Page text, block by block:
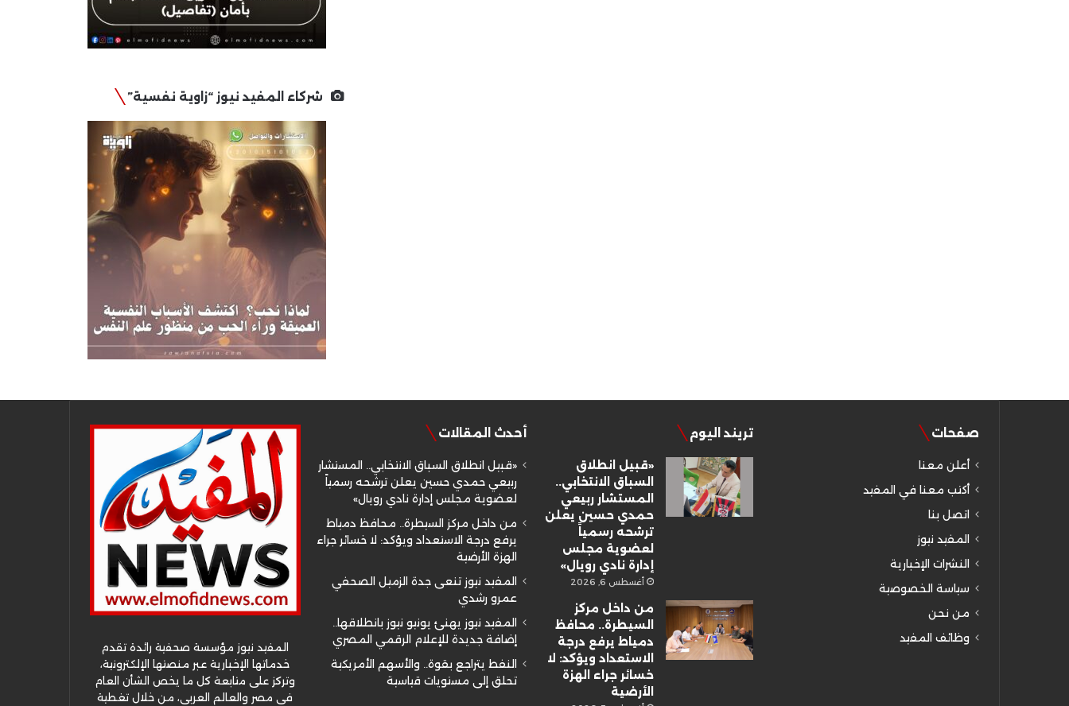
شركاء المفيد نيوز “زاوية نفسية”
صفحات
أعلن معنا
أكتب معنا في المفيد
اتصل بنا
المفيد نيوز
النشرات الإخبارية
سياسة الخصوصية
من نحن
وظائف المفيد
تريند اليوم
«قبيل انطلاق
السباق الانتخابي..
المستشار ربيعي
حمدي حسين يعلن
ترشحه رسمياً
لعضوية مجلس
إدارة نادي رويال»
أغسطس 6, 2026
من داخل مركز
السيطرة.. محافظ
دمياط يرفع درجة
الاستعداد ويؤكد: لا
خسائر جراء الهزة
الأرضية
أحدث المقالات
«قبيل انطلاق السباق الانتخابي.. المستشار
ربيعي حمدي حسين يعلن ترشحه رسمياً
لعضوية مجلس إدارة نادي رويال»
من داخل مركز السيطرة.. محافظ دمياط
يرفع درجة الاستعداد ويؤكد: لا خسائر جراء
الهزة الأرضية
المفيد نيوز تنعى جدة الزميل الصحفي
عمرو رشدي
المفيد نيوز يهنئ يونيو نيوز بانطلاقها..
إضافة جديدة للإعلام الرقمي المصري
النفط يتراجع بقوة.. والأسهم الأمريكية
تحلق إلى مستويات قياسية
المفيد نيوز مؤسسة صحفية رائدة تقدم
خدماتها الإخبارية عبر منصتها الإلكترونية،
وتركز على متابعة كل ما يخص الشأن العام
في مصر والعالم العربي، من خلال تغطية